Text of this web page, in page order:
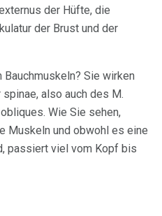
der Hüfte, die
der Brust und der
Sie wirken
also auch des M.
Wie Sie sehen,
Muskeln und obwohl es eine
passiert viel vom Kopf bis